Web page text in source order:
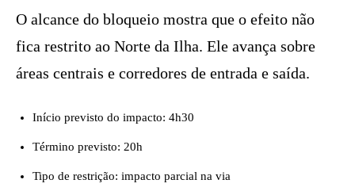
O alcance do bloqueio mostra que o efeito não
fica restrito ao Norte da Ilha. Ele avança sobre
áreas centrais e corredores de entrada e saída.
Início previsto do impacto: 4h30
Término previsto: 20h
Tipo de restrição: impacto parcial na via